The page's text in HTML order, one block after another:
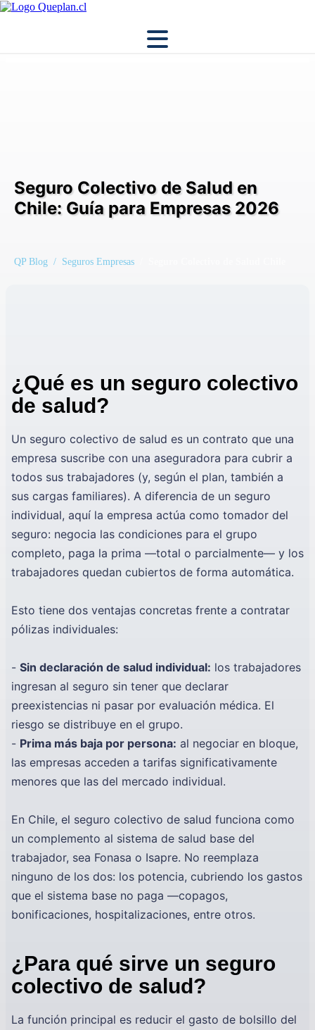
Seguro Colectivo de Salud en
Chile: Guía para Empresas 2026
QP Blog / Seguros Empresas
¿Qué es un seguro colectivo
de salud?
Un seguro colectivo de salud es un contrato que una
empresa suscribe con una aseguradora para cubrir a
todos sus trabajadores (y, según el plan, también a
sus cargas familiares). A diferencia de un seguro
individual, aquí la empresa actúa como tomador del
seguro: negocia las condiciones para el grupo
completo, paga la prima —total o parcialmente— y los
trabajadores quedan cubiertos de forma automática.
Esto tiene dos ventajas concretas frente a contratar
pólizas individuales:
- Sin declaración de salud individual: los trabajadores
ingresan al seguro sin tener que declarar
preexistencias ni pasar por evaluación médica. El
riesgo se distribuye en el grupo.
- Prima más baja por persona: al negociar en bloque,
las empresas acceden a tarifas significativamente
menores que las del mercado individual.
En Chile, el seguro colectivo de salud funciona como
un complemento al sistema de salud base del
trabajador, sea Fonasa o Isapre. No reemplaza
ninguno de los dos: los potencia, cubriendo los gastos
que el sistema base no paga —copagos,
bonificaciones, hospitalizaciones, entre otros.
¿Para qué sirve un seguro
colectivo de salud?
La función principal es reducir el gasto de bolsillo del